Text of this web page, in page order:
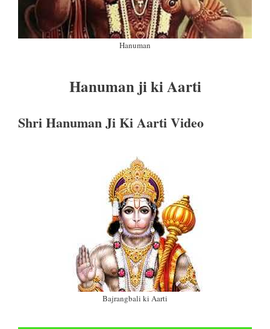
Hanuman
Hanuman ji ki Aarti
Shri Hanuman Ji Ki Aarti Video
Bajrangbali ki Aarti